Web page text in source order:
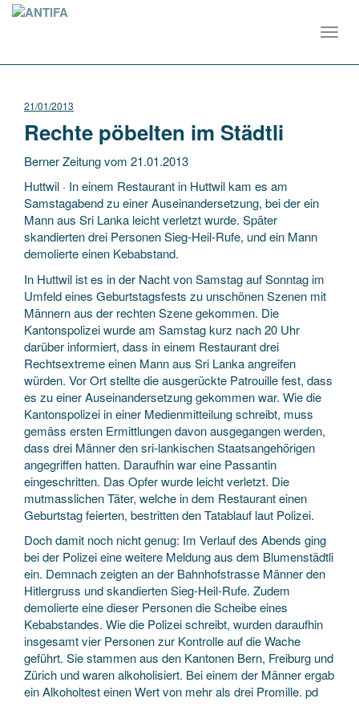
21/01/2013
Rechte pöbelten im Städtli
Berner Zeitung vom 21.01.2013
Huttwil · In einem Restaurant in Huttwil kam es am
Samstagabend zu einer Auseinandersetzung, bei der ein
Mann aus Sri Lanka leicht verletzt wurde. Später
skandierten drei Personen Sieg-Heil-Rufe, und ein Mann
demolierte einen Kebabstand.
In Huttwil ist es in der Nacht von Samstag auf Sonntag im
Umfeld eines Geburtstagsfests zu unschönen Szenen mit
Männern aus der rechten Szene gekommen. Die
Kantonspolizei wurde am Samstag kurz nach 20 Uhr
darüber informiert, dass in einem Restaurant drei
Rechtsextreme einen Mann aus Sri Lanka angreifen
würden. Vor Ort stellte die ausgerückte Patrouille fest, dass
es zu einer Auseinandersetzung gekommen war. Wie die
Kantonspolizei in einer Medienmitteilung schreibt, muss
gemäss ersten Ermittlungen davon ausgegangen werden,
dass drei Männer den sri-lankischen Staatsangehörigen
angegriffen hatten. Daraufhin war eine Passantin
eingeschritten. Das Opfer wurde leicht verletzt. Die
mutmasslichen Täter, welche in dem Restaurant einen
Geburtstag feierten, bestritten den Tatablauf laut Polizei.
Doch damit noch nicht genug: Im Verlauf des Abends ging
bei der Polizei eine weitere Meldung aus dem Blumenstädtli
ein. Demnach zeigten an der Bahnhofstrasse Männer den
Hitlergruss und skandierten Sieg-Heil-Rufe. Zudem
demolierte eine dieser Personen die Scheibe eines
Kebabstandes. Wie die Polizei schreibt, wurden daraufhin
insgesamt vier Personen zur Kontrolle auf die Wache
geführt. Sie stammen aus den Kantonen Bern, Freiburg und
Zürich und waren alkoholisiert. Bei einem der Männer ergab
ein Alkoholtest einen Wert von mehr als drei Promille. pd